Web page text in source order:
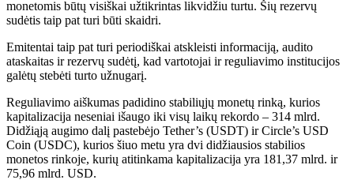
monetomis būtų visiškai užtikrintas likvidžiu turtu. Šių rezervų
sudėtis taip pat turi būti skaidri.
Emitentai taip pat turi periodiškai atskleisti informaciją, audito
ataskaitas ir rezervų sudėtį, kad vartotojai ir reguliavimo institucijos
galėtų stebėti turto užnugarį.
Reguliavimo aiškumas padidino stabiliųjų monetų rinką, kurios
kapitalizacija neseniai išaugo iki visų laikų rekordo – 314 mlrd.
Didžiąją augimo dalį pastebėjo Tether’s (USDT) ir Circle’s USD
Coin (USDC), kurios šiuo metu yra dvi didžiausios stabilios
monetos rinkoje, kurių atitinkama kapitalizacija yra 181,37 mlrd. ir
75,96 mlrd. USD.